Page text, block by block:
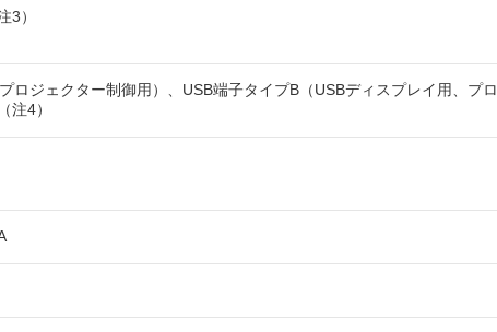
3）
ロジェクター制御用）、USB端子タイプB（USBディスプレイ用、プ
注4）